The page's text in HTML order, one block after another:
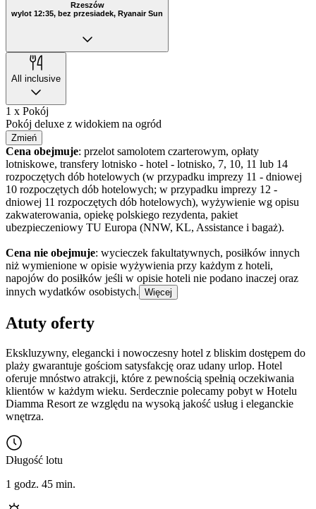
Rzeszów
wylot 12:35, bez przesiadek, Ryanair Sun
All inclusive
1 x Pokój
Pokój deluxe z widokiem na ogród
Zmień
Cena obejmuje: przelot samolotem czarterowym, opłaty
lotniskowe, transfery lotnisko - hotel - lotnisko, 7, 10, 11 lub 14
rozpoczętych dób hotelowych (w przypadku imprezy 11 - dniowej
10 rozpoczętych dób hotelowych; w przypadku imprezy 12 -
dniowej 11 rozpoczętych dób hotelowych), wyżywienie wg opisu
zakwaterowania, opiekę polskiego rezydenta, pakiet
ubezpieczeniowy TU Europa (NNW, KL, Assistance i bagaż).
Cena nie obejmuje: wycieczek fakultatywnych, posiłków innych
niż wymienione w opisie wyżywienia przy każdym z hoteli,
napojów do posiłków jeśli w opisie hoteli nie podano inaczej oraz
innych wydatków osobistych. Więcej
Atuty oferty
Ekskluzywny, elegancki i nowoczesny hotel z bliskim dostępem do
plaży gwarantuje gościom satysfakcję oraz udany urlop. Hotel
oferuje mnóstwo atrakcji, które z pewnością spełnią oczekiwania
klientów w każdym wieku. Serdecznie polecamy pobyt w Hotelu
Diamma Resort ze względu na wysoką jakość usług i eleganckie
wnętrza.
Długość lotu
1 godz. 45 min.